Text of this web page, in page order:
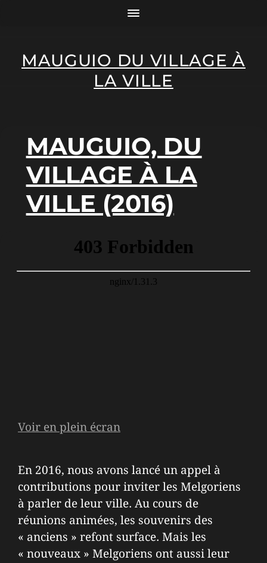
MAUGUIO DU VILLAGE À
LA VILLE
MAUGUIO, DU
VILLAGE À LA
VILLE (2016)
Voir en plein écran
En 2016, nous avons lancé un appel à
contributions pour inviter les Melgoriens
à parler de leur ville. Au cours de
réunions animées, les souvenirs des
« anciens » refont surface. Mais les
« nouveaux » Melgoriens ont aussi leur